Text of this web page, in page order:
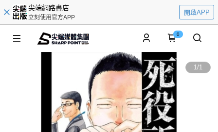
尖端網路書店
立刻使用官方APP
開啟APP
0
1/1